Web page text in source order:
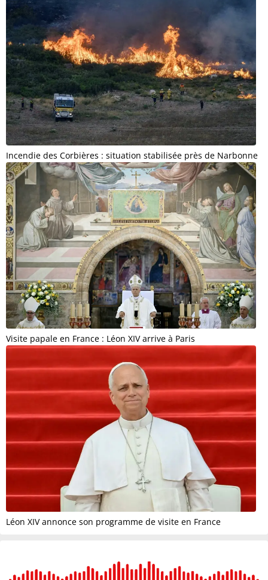
Incendie des Corbières : situation stabilisée près de Narbonne
Visite papale en France : Léon XIV arrive à Paris
Léon XIV annonce son programme de visite en France